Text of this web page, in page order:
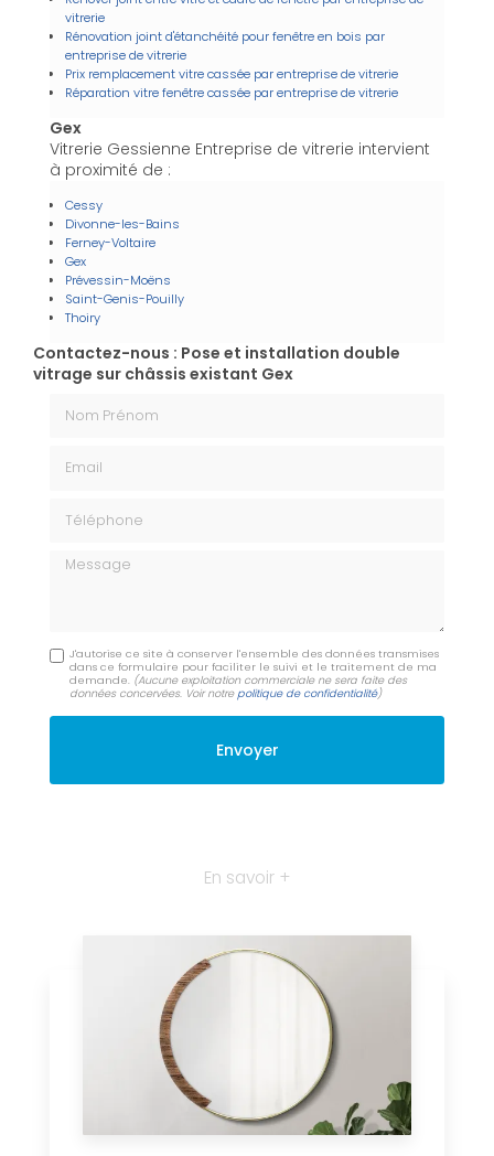
vitrerie
Rénovation joint d'étanchéité pour fenêtre en bois par
entreprise de vitrerie
Prix remplacement vitre cassée par entreprise de vitrerie
Réparation vitre fenêtre cassée par entreprise de vitrerie
Gex
Vitrerie Gessienne Entreprise de vitrerie intervient
à proximité de :
Cessy
Divonne-les-Bains
Ferney-Voltaire
Gex
Prévessin-Moëns
Saint-Genis-Pouilly
Thoiry
Contactez-nous : Pose et installation double
vitrage sur châssis existant Gex
Message
J'autorise ce site à conserver l'ensemble des données transmises
dans ce formulaire pour faciliter le suivi et le traitement de ma
demande. (Aucune exploitation commerciale ne sera faite des
données concervées. Voir notrepolitique de confidentialité)
En savoir +